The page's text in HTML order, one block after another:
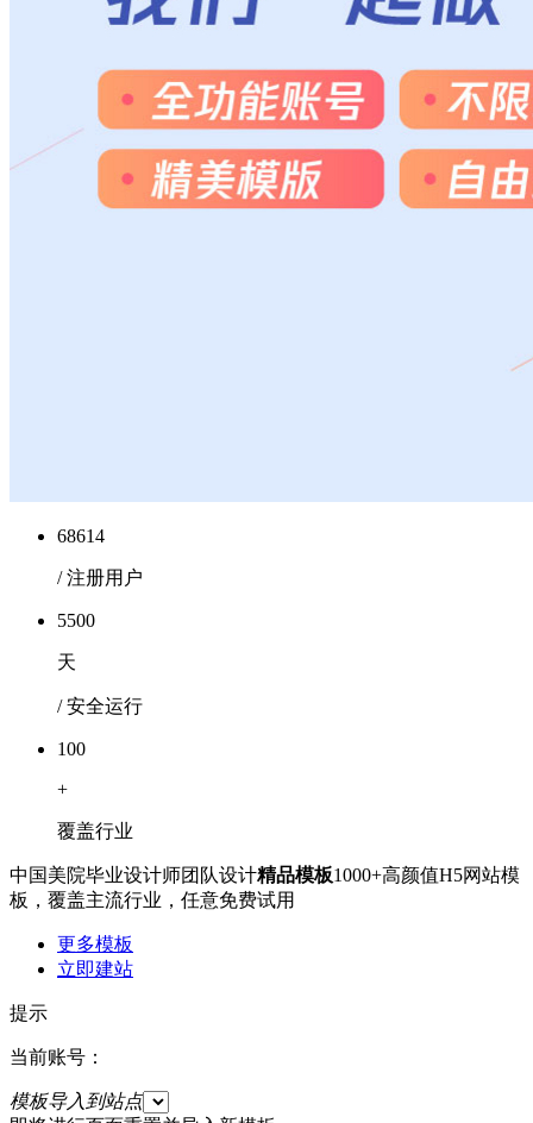
68614
/ 注册用户
5500
天
/ 安全运行
100
+
覆盖行业
中国美院毕业设计师团队设计精品模板1000+高颜值H5网站模
板，覆盖主流行业，任意免费试用
更多模板
立即建站
提示
当前账号：
模板导入到站点